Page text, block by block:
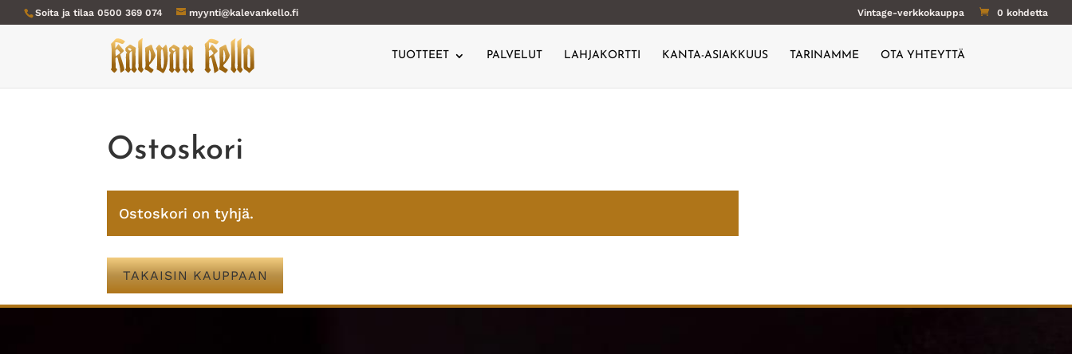
Soita ja tilaa 0500 369 074 myynti@kalevankello.fi Vintage-verkkokauppa 0 kohdetta
TUOTTEET PALVELUT LAHJAKORTTI KANTA-ASIAKKUUS TARINAMME OTA YHTEYTTÄ
Ostoskori
Ostoskori on tyhjä.
TAKAISIN KAUPPAAN